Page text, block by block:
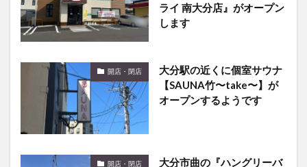
ライ 南大分店』がオープン
します
開店・閉店
大分駅の近くに個室サウナ
【SAUNA竹〜take〜】が
オープンするようです
開店・閉店 大分市曲の『ハングリーバ